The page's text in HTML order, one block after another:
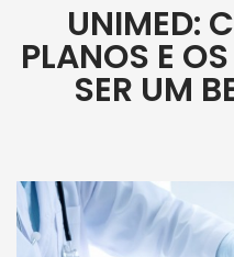
UNIMED:
PLANOS E
SER UM